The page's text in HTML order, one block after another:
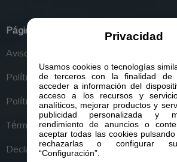
Privacidad
Usamos cookies o tecnologías
de terceros con la finalidad de
acceder a información del
acceso a los recursos y
analíticos, mejorar productos y
publicidad personalizada y
rendimiento de anuncios o
aceptar todas las cookies pulsando
rechazarlas o configurar
“Configuración”.
Páginas legales
Aviso Legal
Política de Privacidad
Política de Cookies
Términos y condiciones generales
Declaración de Accesibilidad